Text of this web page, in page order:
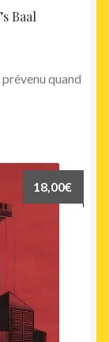
Baal
quand
18,00€